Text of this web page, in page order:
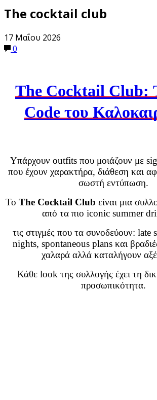
The cocktail club
17 Μαΐου 2026
0
The Cocktail Club:
Code του
Υπάρχουν outfits που μοιάζουν με
που έχουν χαρακτήρα, διάθεση και
σωστή εντύπωση.
Το The Cocktail Club είναι μια
από τα πιο iconic summer
τις στιγμές που τα συνοδεύουν: late
nights, spontaneous plans και
χαλαρά αλλά καταλήγουν
Κάθε look της συλλογής έχει τη
προσωπικότητα.